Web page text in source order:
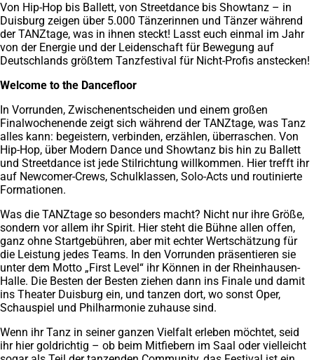
Von Hip-Hop bis Ballett, von Streetdance bis Showtanz – in
Duisburg zeigen über 5.000 Tänzerinnen und Tänzer während
der TANZtage, was in ihnen steckt! Lasst euch einmal im Jahr
von der Energie und der Leidenschaft für Bewegung auf
Deutschlands größtem Tanzfestival für Nicht-Profis anstecken!
Welcome to the Dancefloor
In Vorrunden, Zwischenentscheiden und einem großen
Finalwochenende zeigt sich während der TANZtage, was Tanz
alles kann: begeistern, verbinden, erzählen, überraschen. Von
Hip-Hop, über Modern Dance und Showtanz bis hin zu Ballett
und Streetdance ist jede Stilrichtung willkommen. Hier trefft ihr
auf Newcomer-Crews, Schulklassen, Solo-Acts und routinierte
Formationen.
Was die TANZtage so besonders macht? Nicht nur ihre Größe,
sondern vor allem ihr Spirit. Hier steht die Bühne allen offen,
ganz ohne Startgebühren, aber mit echter Wertschätzung für
die Leistung jedes Teams. In den Vorrunden präsentieren sie
unter dem Motto „First Level“ ihr Können in der Rheinhausen-
Halle. Die Besten der Besten ziehen dann ins Finale und damit
ins Theater Duisburg ein, und tanzen dort, wo sonst Oper,
Schauspiel und Philharmonie zuhause sind.
Wenn ihr Tanz in seiner ganzen Vielfalt erleben möchtet, seid
ihr hier goldrichtig – ob beim Mitfiebern im Saal oder vielleicht